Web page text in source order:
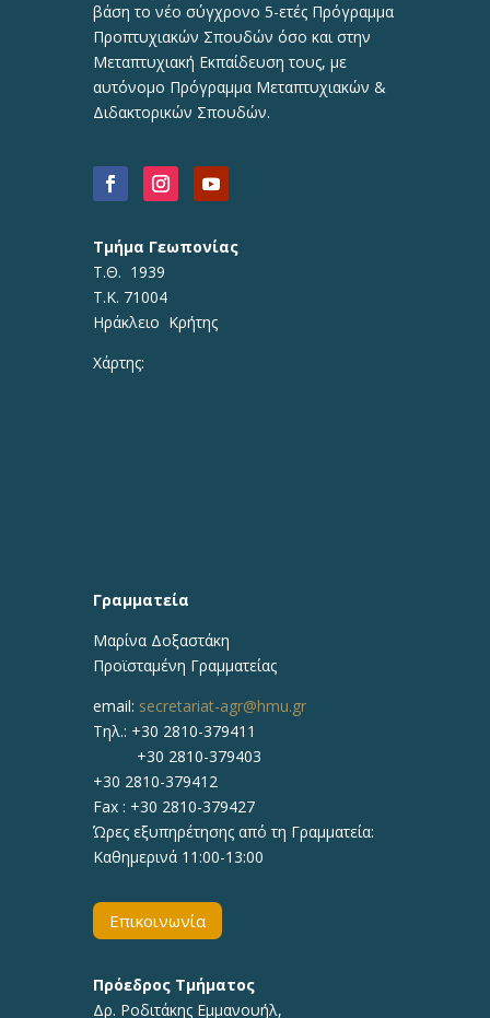
βάση το νέο σύγχρονο 5-ετές Πρόγραμμα
Προπτυχιακών Σπουδών όσο και στην
Μεταπτυχιακή Εκπαίδευση τους, με
αυτόνομο Πρόγραμμα Μεταπτυχιακών &
Διδακτορικών Σπουδών.
Τμήμα Γεωπονίας
Τ.Θ. 1939
Τ.Κ. 71004
Ηράκλειο Κρήτης
Χάρτης:
Γραμματεία
Μαρίνα Δοξαστάκη
Προϊσταμένη Γραμματείας
email: secretariat-agr@hmu.gr
Τηλ.: +30 2810-379411
+30 2810-379403
+30 2810-379412
Fax : +30 2810-379427
Ώρες εξυπηρέτησης από τη Γραμματεία:
Καθημερινά 11:00-13:00
Επικοινωνία
Πρόεδρος Τμήματος
Δρ. Ροδιτάκης Εμμανουήλ,